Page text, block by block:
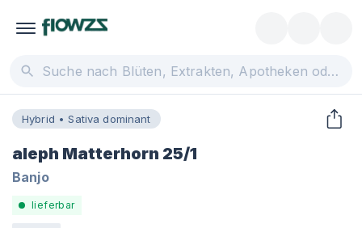
Hybrid • Sativa dominant
aleph Matterhorn 25/1
Banjo
lieferbar